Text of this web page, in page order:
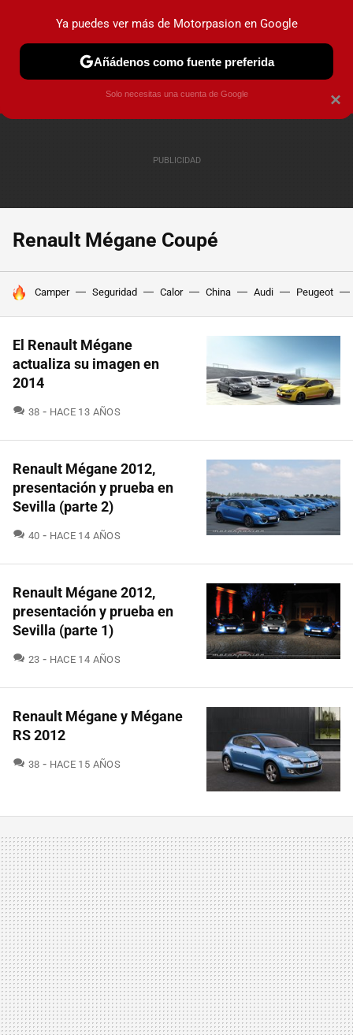
PRUEBAS COCHES ELÉCTRICOS OBSERVATORIO
Renault Mégane Coupé
HOY SE HABLA DE
Camper Seguridad Calor China Audi Peugeot
El Renault Mégane
actualiza su imagen en
2014
38 COMENTARIOS
HACE 13 AÑOS
Renault Mégane 2012,
presentación y prueba en
Sevilla (parte 2)
40 COMENTARIOS
HACE 14 AÑOS
Renault Mégane 2012,
presentación y prueba en
Sevilla (parte 1)
23 COMENTARIOS
HACE 14 AÑOS
Renault Mégane y Mégane
RS 2012
38 COMENTARIOS
HACE 15 AÑOS
×
Ya puedes ver más de Motorpasion en Google
Añádenos como fuente preferida
Solo necesitas una cuenta de Google